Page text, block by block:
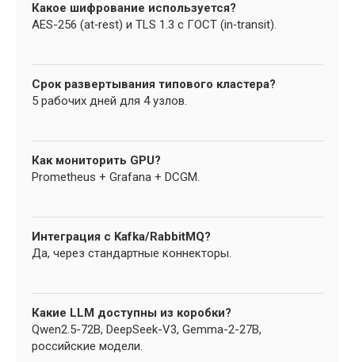
Какое шифрование используется?
AES-256 (at‑rest) и TLS 1.3 с ГОСТ (in‑transit).
Срок развертывания типового кластера?
5 рабочих дней для 4 узлов.
Как мониторить GPU?
Prometheus + Grafana + DCGM.
Интеграция с Kafka/RabbitMQ?
Да, через стандартные коннекторы.
Какие LLM доступны из коробки?
Qwen2.5-72B, DeepSeek-V3, Gemma-2-27B,
российские модели.